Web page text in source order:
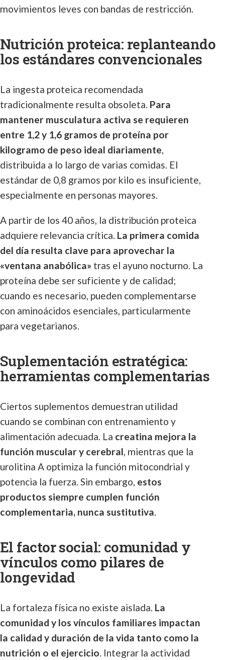
movimientos leves con bandas de restricción.
Nutrición proteica: replanteando
los estándares convencionales
La ingesta proteica recomendada
tradicionalmente resulta obsoleta. Para
mantener musculatura activa se requieren
entre 1,2 y 1,6 gramos de proteína por
kilogramo de peso ideal diariamente,
distribuida a lo largo de varias comidas. El
estándar de 0,8 gramos por kilo es insuficiente,
especialmente en personas mayores.
A partir de los 40 años, la distribución proteica
adquiere relevancia crítica. La primera comida
del día resulta clave para aprovechar la
«ventana anabólica» tras el ayuno nocturno. La
proteína debe ser suficiente y de calidad;
cuando es necesario, pueden complementarse
con aminoácidos esenciales, particularmente
para vegetarianos.
Suplementación estratégica:
herramientas complementarias
Ciertos suplementos demuestran utilidad
cuando se combinan con entrenamiento y
alimentación adecuada. La creatina mejora la
función muscular y cerebral, mientras que la
urolitina A optimiza la función mitocondrial y
potencia la fuerza. Sin embargo, estos
productos siempre cumplen función
complementaria, nunca sustitutiva.
El factor social: comunidad y
vínculos como pilares de
longevidad
La fortaleza física no existe aislada. La
comunidad y los vínculos familiares impactan
la calidad y duración de la vida tanto como la
nutrición o el ejercicio. Integrar la actividad